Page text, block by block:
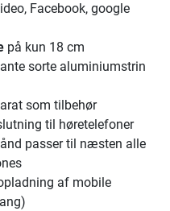
Facebook, google
på kun 18 cm
sorte aluminiumstrin
som tilbehør
til høretelefoner
passer til næsten alle
af mobile